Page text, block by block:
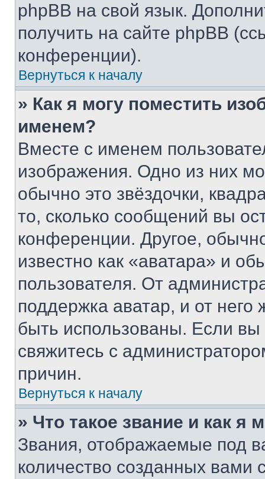
phpBB на свой язык.
получить на сайте phpBB
конференции).
Вернуться к началу
» Как я могу поместить
именем?
Вместе с именем
изображения. Одно из них
обычно это звёздочки,
то, сколько сообщений вы
конференции. Другое,
известно как «аватара» и
пользователя. От
поддержка аватар, и от него
быть использованы. Если
свяжитесь с
причин.
Вернуться к началу
» Что такое звание и как я
Звания, отображаемые под
количество созданных